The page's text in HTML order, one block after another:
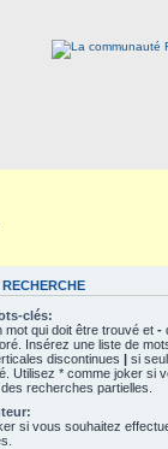
clés:
mot qui doit être trouvé et -
Insérez une liste de
discontinues | si
Utilisez * comme joker si
recherches partielles.
si vous souhaitez